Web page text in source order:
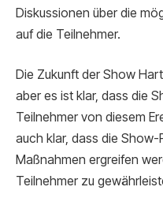
Diskussionen über die
auf die Teilnehmer.
Die Zukunft der Show
aber es ist klar, dass die
Teilnehmer von diesem
auch klar, dass die
Maßnahmen ergreifen
Teilnehmer zu